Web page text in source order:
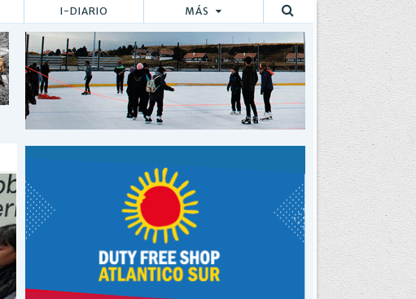
I-DIARIO MÁS
Buscar